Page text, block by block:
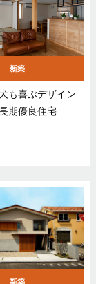
新築
も喜ぶデザイン
期優良住宅
新築